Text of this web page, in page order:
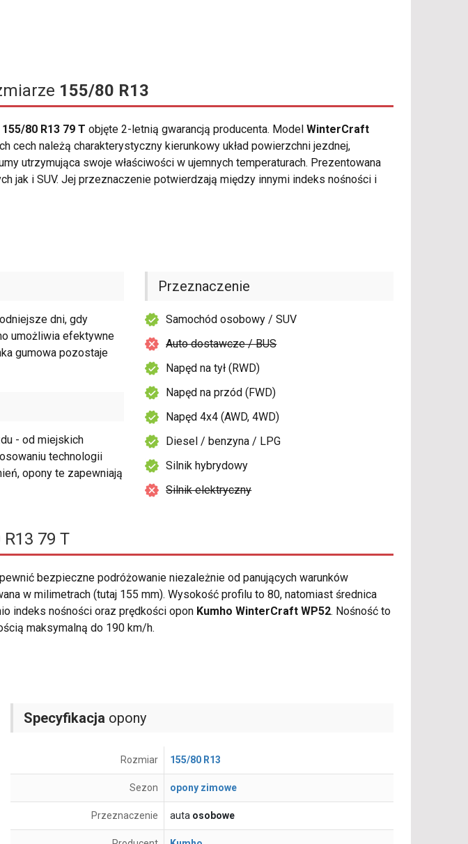
155/80 R13
80 R13 79 T objęte 2-letnią gwarancją producenta. Model WinterCraft
należą charakterystyczny kierunkowy układ powierzchni jezdnej,
utrzymująca swoje właściwości w ujemnych temperaturach. Prezentowana
jak i SUV. Jej przeznaczenie potwierdzają między innymi indeks nośności i
dni, gdy
umożliwia efektywne
gumowa pozostaje
- od miejskich
technologii
opony te zapewniają
Przeznaczenie
Samochód osobowy / SUV
Auto dostawcze / BUS
Napęd na tył (RWD)
Napęd na przód (FWD)
Napęd 4x4 (AWD, 4WD)
Diesel / benzyna / LPG
Silnik hybrydowy
Silnik elektryczny
79 T
bezpieczne podróżowanie niezależnie od panujących warunków
w milimetrach (tutaj 155 mm). Wysokość profilu to 80, natomiast średnica
indeks nośności oraz prędkości opon Kumho WinterCraft WP52. Nośność to
maksymalną do 190 km/h.
Specyfikacja opony
Rozmiar 155/80 R13
Sezon opony zimowe
Przeznaczenie auta osobowe